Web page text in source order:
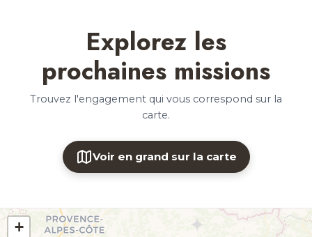
Explorez les
prochaines missions
Trouvez l'engagement qui vous correspond sur la
carte.
Voir en grand sur la carte
+